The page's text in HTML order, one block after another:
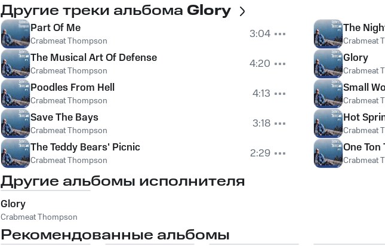
Другие треки альбома Glory
Part Of Me
Crabmeat Thompson
3:04
The Musical Art Of Defense
Crabmeat Thompson
4:20
Poodles From Hell
Crabmeat Thompson
4:13
Save The Bays
Crabmeat Thompson
3:18
The Teddy Bears' Picnic
Crabmeat Thompson 2:29
The
Crabmeat
Glory
Crabmeat
Small
Crabmeat
Hot
Crabmeat
One Ton
Crabmeat
Другие альбомы исполнителя
Glory
Crabmeat Thompson
Рекомендованные альбомы